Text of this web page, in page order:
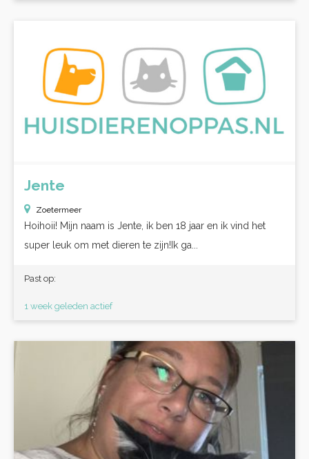
Jente
Zoetermeer
Hoihoii! Mijn naam is Jente, ik ben 18 jaar en ik vind het
super leuk om met dieren te zijn!Ik ga...
Past op:
1 week geleden actief